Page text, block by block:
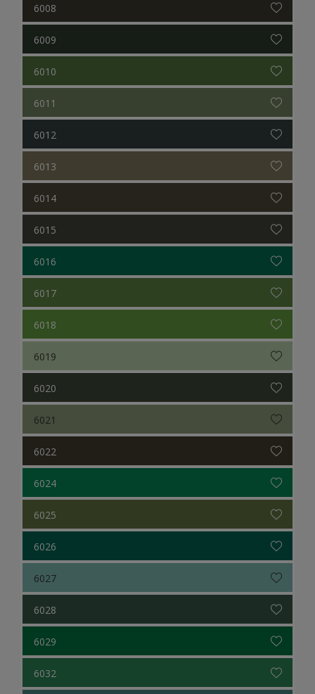
6008
6009
6010
6011
6012
6013
6014
6015
6016
6017
6018
6019
6020
6021
6022
6024
6025
6026
6027
6028
6029
6032